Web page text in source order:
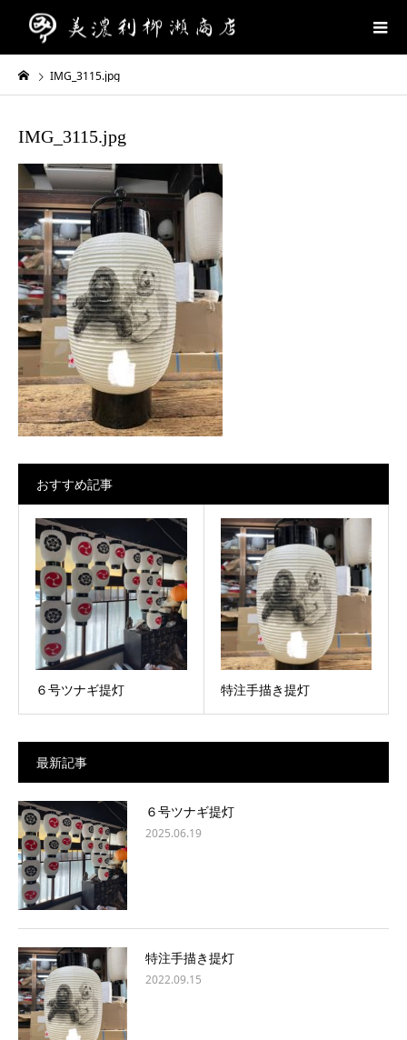
IMG_3115.jpg
IMG_3115.jpg
おすすめ記事
６号ツナギ提灯 特注手描き提灯
最新記事
６号ツナギ提灯
2025.06.19
特注手描き提灯
2022.09.15